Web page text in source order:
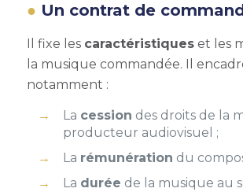
Un contrat de
Il fixe les caractéristiqueset les
la musique commandée. Il
notamment :
La cession des droits de la
producteur audiovisuel ;
La rémunération du
La durée de la musique au